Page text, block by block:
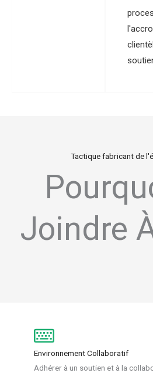
Tactique fabricant de
Joindre
Environnement Collaboratif
Adhérer à un soutien et à la